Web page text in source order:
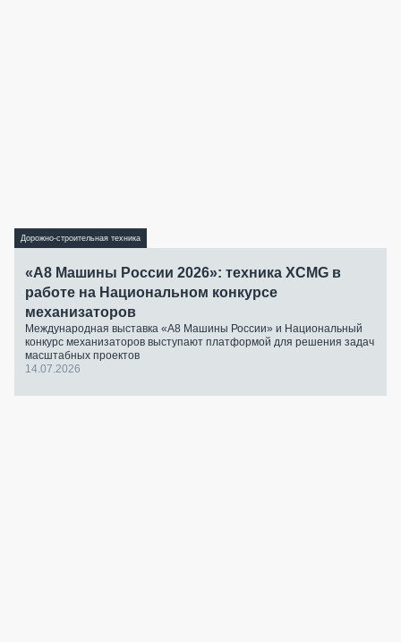
Дорожно-строительная техника
«А8 Машины России 2026»: техника XCMG в
работе на Национальном конкурсе
механизаторов
Международная выставка «А8 Машины России» и Национальный
конкурс механизаторов выступают платформой для решения задач
масштабных проектов
14.07.2026